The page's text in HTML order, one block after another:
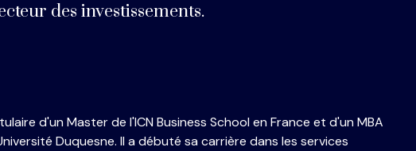
des investissements.
d'un Master de l'ICN Business School en France et d'un MBA
Duquesne. Il a débuté sa carrière dans les services